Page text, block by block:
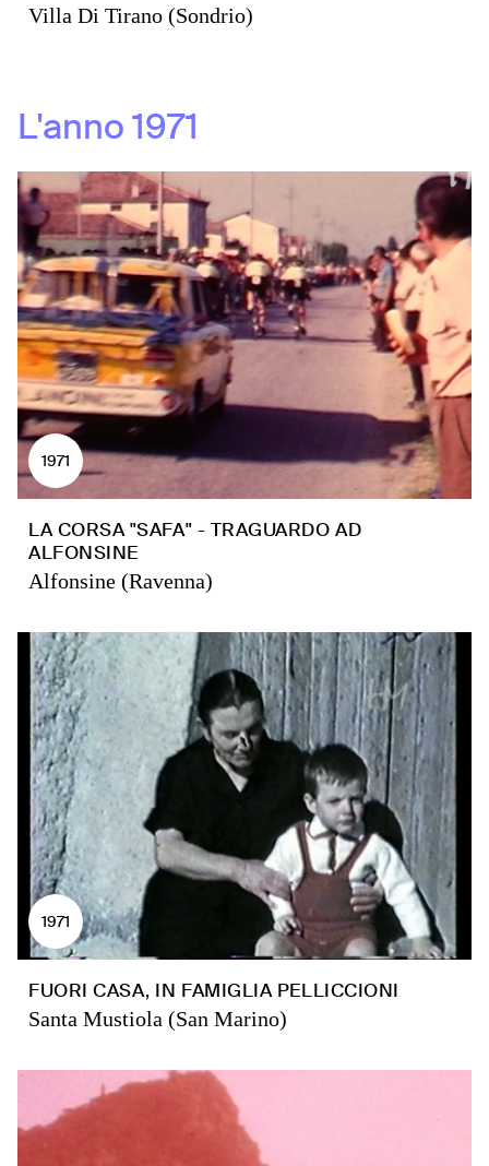
Villa Di Tirano (Sondrio)
L'anno1971
1971
LA CORSA "SAFA" - TRAGUARDO AD
ALFONSINE
Alfonsine (Ravenna)
1971
FUORI CASA, IN FAMIGLIA PELLICCIONI
Santa Mustiola (San Marino)